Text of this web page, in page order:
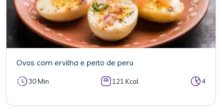
Ovos com ervilha e peito de peru
30 Min 121 Kcal 4